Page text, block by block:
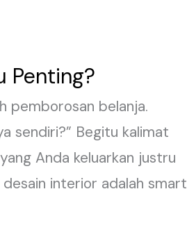
Penting?
pemborosan belanja.
sendiri?” Begitu kalimat
Anda keluarkan justru
interior adalah smart